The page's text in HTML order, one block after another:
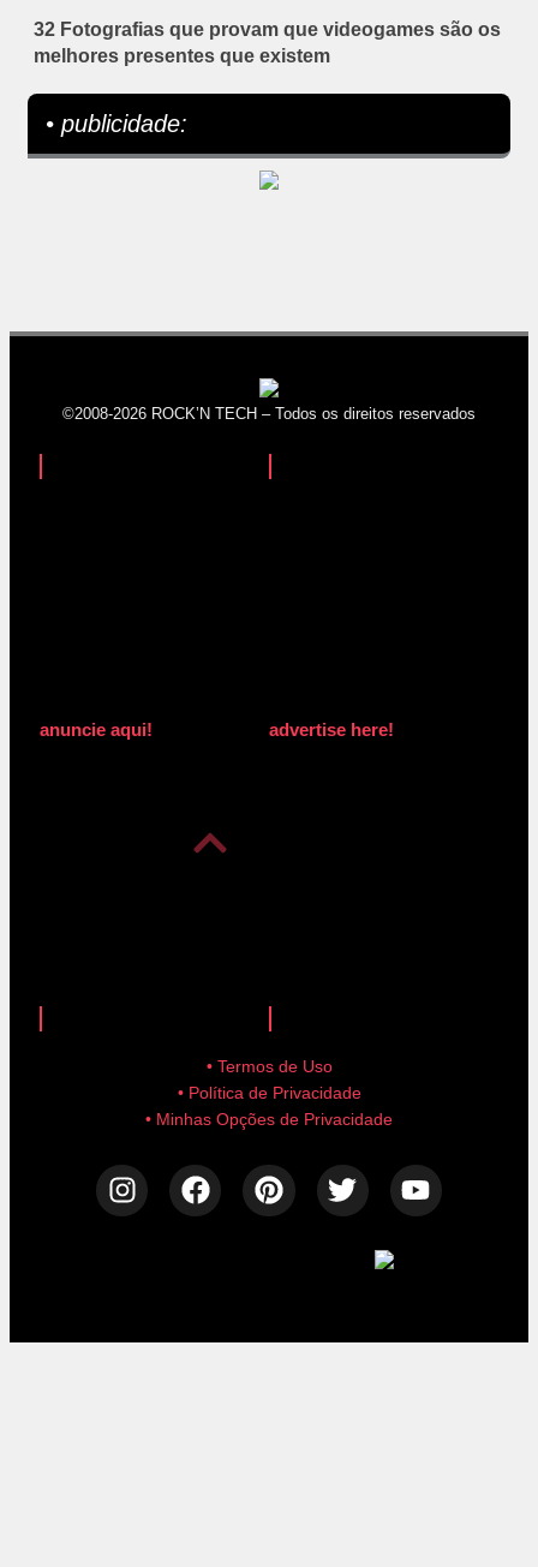
32 Fotografias que provam que videogames são os
melhores presentes que existem
• publicidade:
©2008-2026 ROCK’N TECH – Todos os direitos reservados
anuncie aqui! advertise here!
• Termos de Uso
• Política de Privacidade
• Minhas Opções de Privacidade